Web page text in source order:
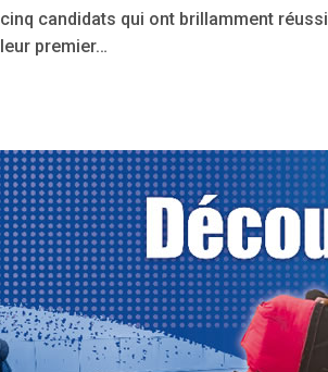
cinq candidats qui ont brillamment réussi
leur premier…